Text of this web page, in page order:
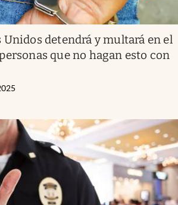
Unidos detendrá y multará en el
que no hagan esto con